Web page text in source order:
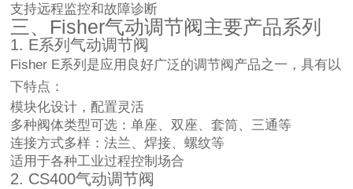
支持远程监控和故障诊断
三、Fisher气动调节阀主要产品系列
1. E系列气动调节阀
Fisher E系列是应用良好广泛的调节阀产品之一，具有以
下特点：
模块化设计，配置灵活
多种阀体类型可选：单座、双座、套筒、三通等
连接方式多样：法兰、焊接、螺纹等
适用于各种工业过程控制场合
2. CS400气动调节阀